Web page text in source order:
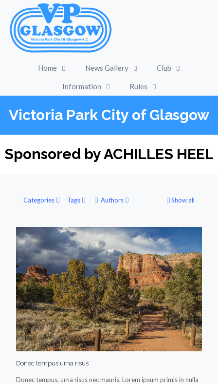
Home News Gallery Club
Information Rules
Victoria Park City of Glasgow
Sponsored by ACHILLES HEEL
Categories Tags Authors Show all
Donec tempus urna risus
Donec tempus, urna risus nec mauris. Lorem ipsum primis in nulla